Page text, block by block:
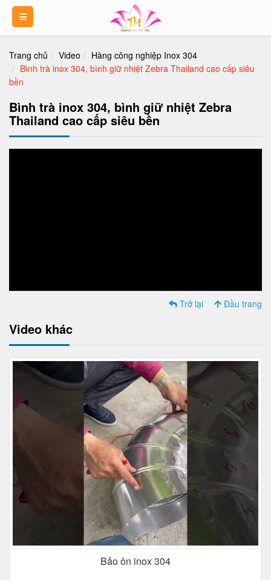
Trang chủ Video
Hàng công nghiệp Inox 304
Bình trà inox 304, bình giữ nhiệt Zebra Thailand cao cấp siêu
bền
Bình trà inox 304, bình giữ nhiệt Zebra
Thailand cao cấp siêu bền
Trở lại Đầu trang
Video khác
Bảo ôn inox 304